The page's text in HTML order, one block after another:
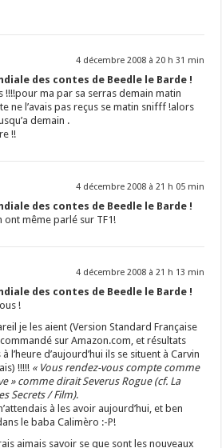
4 décembre 2008 à 20 h 31 min
des contes de Beedle le Barde !
!!!!pour ma par sa serras demain matin
ne l’avais pas reçus se matin snifff !alors
demain .
!!
4 décembre 2008 à 21 h 05 min
des contes de Beedle le Barde !
ont même parlé sur TF1!
4 décembre 2008 à 21 h 13 min
des contes de Beedle le Barde !
!
je les aient (Version Standard Française
sur Amazon.com, et résultats
l’heure d’aujourd’hui ils se situent à Carvin
!!!!! « Vous rendez-vous compte comme
» comme dirait Severus Rogue (cf. La
Secrets / Film).
à les avoir aujourd’hui, et ben
le baba Calimèro :-P!
aimais savoir se que sont les nouveaux